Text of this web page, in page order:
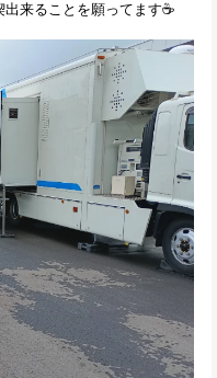
来ることを願ってます☕